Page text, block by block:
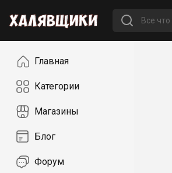
НавигацияГлавная
Категории
Магазины
Блог
Форум